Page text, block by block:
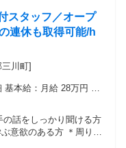
スタッフ／オープ
連休も取得可能/h
川町]
基本給：月給 28万円 〜
全員に一律で支払われ
話をしっかり聞ける方